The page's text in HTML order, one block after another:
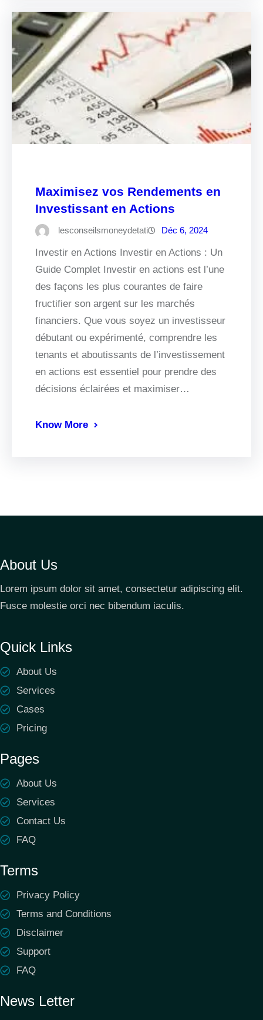
Maximisez vos Rendements en
Investissant en Actions
lesconseilsmoneydetati Déc 6, 2024
Investir en Actions Investir en Actions : Un
Guide Complet Investir en actions est l’une
des façons les plus courantes de faire
fructifier son argent sur les marchés
financiers. Que vous soyez un investisseur
débutant ou expérimenté, comprendre les
tenants et aboutissants de l’investissement
en actions est essentiel pour prendre des
décisions éclairées et maximiser…
Know More
About Us
Lorem ipsum dolor sit amet, consectetur adipiscing elit.
Fusce molestie orci nec bibendum iaculis.
Quick Links
About Us
Services
Cases
Pricing
Pages
About Us
Services
Contact Us
FAQ
Terms
Privacy Policy
Terms and Conditions
Disclaimer
Support
FAQ
News Letter